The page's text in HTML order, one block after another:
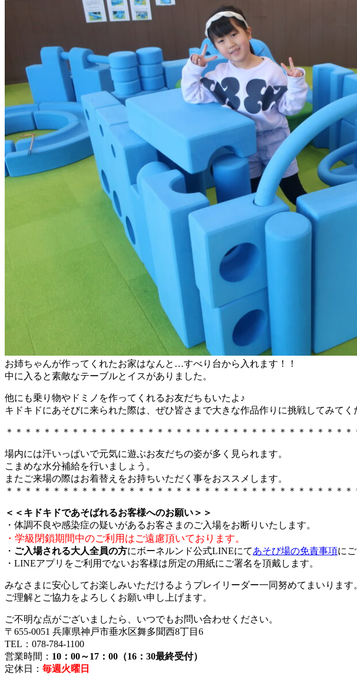
お姉ちゃんが作ってくれたお家はなんと…すべり台から入れます！！
中に入ると素敵なテーブルとイスがありました。
他にも乗り物やドミノを作ってくれるお友だちもいたよ♪
キドキドにあそびに来られた際は、ぜひ皆さまで大きな作品作りに挑戦してみてく
＊＊＊＊＊＊＊＊＊＊＊＊＊＊＊＊＊＊＊＊＊＊＊＊＊＊＊＊＊＊＊＊＊＊＊＊＊
場内には汗いっぱいで元気に遊ぶお友だちの姿が多く見られます。
こまめな水分補給を行いましょう。
またご来場の際はお着替えをお持ちいただく事をおススメします。
＊＊＊＊＊＊＊＊＊＊＊＊＊＊＊＊＊＊＊＊＊＊＊＊＊＊＊＊＊＊＊＊＊＊＊＊＊
＜＜キドキドであそばれるお客様へのお願い＞＞
・体調不良や感染症の疑いがあるお客さまのご入場をお断りいたします。
・学級閉鎖期間中のご利用はご遠慮頂いております。
・ ご入場される大人全員の方にボーネルンド公式LINEにてあそび場の免責事項に
・LINEアプリをご利用でないお客様は所定の用紙にご署名を頂戴します。
みなさまに安心してお楽しみいただけるようプレイリーダー一同努めてまいります
ご理解とご協力をよろしくお願い申し上げます。
ご不明な点がございましたら、いつでもお問い合わせください。
〒655-0051 兵庫県神戸市垂水区舞多聞西8丁目6
TEL：078-784-1100
営業時間： 10：00～17：00（16：30最終受付）
定休日： 毎週火曜日